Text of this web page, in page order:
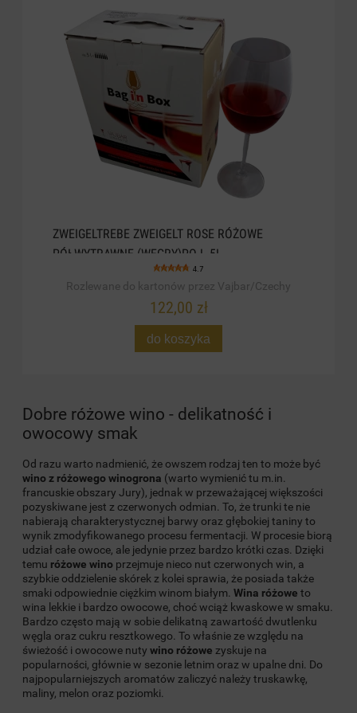
ZWEIGELTREBE ZWEIGELT ROSE RÓŻOWE
PÓŁWYTRAWNE (WĘGRY)POJ. 5L
4.7
Rozlewane do kartonów przez Vajbar/Czechy
122,00 zł
do koszyka
Dobre różowe wino - delikatność i
owocowy smak
Od razu warto nadmienić, że owszem rodzaj ten to może być
wino z różowego winogrona (warto wymienić tu m.in.
francuskie obszary Jury), jednak w przeważającej większości
pozyskiwane jest z czerwonych odmian. To, że trunki te nie
nabierają charakterystycznej barwy oraz głębokiej taniny to
wynik zmodyfikowanego procesu fermentacji. W procesie biorą
udział całe owoce, ale jedynie przez bardzo krótki czas. Dzięki
temu różowe wino przejmuje nieco nut czerwonych win, a
szybkie oddzielenie skórek z kolei sprawia, że posiada także
smaki odpowiednie ciężkim winom białym. Wina różowe to
wina lekkie i bardzo owocowe, choć wciąż kwaskowe w smaku.
Bardzo często mają w sobie delikatną zawartość dwutlenku
węgla oraz cukru resztkowego. To właśnie ze względu na
świeżość i owocowe nuty wino różowe zyskuje na
popularności, głównie w sezonie letnim oraz w upalne dni. Do
najpopularniejszych aromatów zaliczyć należy truskawkę,
maliny, melon oraz poziomki.